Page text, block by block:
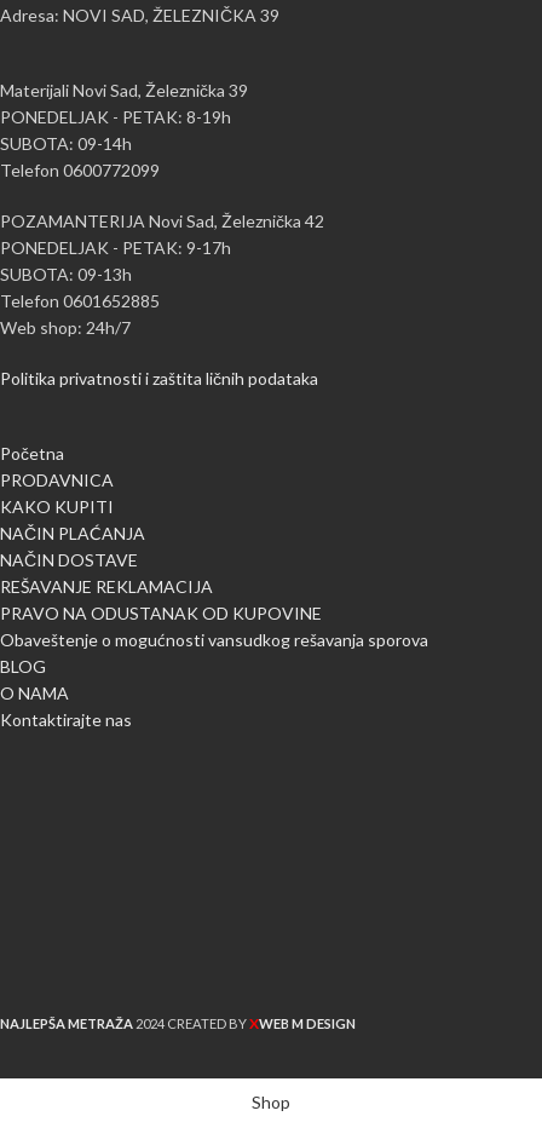
Adresa: NOVI SAD, ŽELEZNIČKA 39
Materijali Novi Sad, Železnička 39
PONEDELJAK - PETAK: 8-19h
SUBOTA: 09-14h
Telefon 0600772099
POZAMANTERIJA Novi Sad, Železnička 42
PONEDELJAK - PETAK: 9-17h
SUBOTA: 09-13h
Telefon 0601652885
Web shop: 24h/7
Politika privatnosti i zaštita ličnih podataka
Početna
PRODAVNICA
KAKO KUPITI
NAČIN PLAĆANJA
NAČIN DOSTAVE
REŠAVANJE REKLAMACIJA
PRAVO NA ODUSTANAK OD KUPOVINE
Obaveštenje o mogućnosti vansudkog rešavanja sporova
BLOG
O NAMA
Kontaktirajte nas
NAJLEPŠA METRAŽA 2024 CREATED BYXWEB M DESIGN
Shop